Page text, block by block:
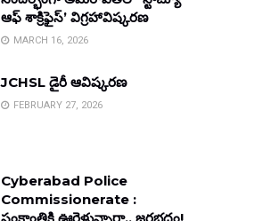
ఆఫ్ శాక్రిఫైస్’ విగ్రహావిష్కరణ
MARCH 16, 2026
JCHSL డైరీ ఆవిష్కరణ
FEBRUARY 27, 2026
Cyberabad Police
Commissionerate :